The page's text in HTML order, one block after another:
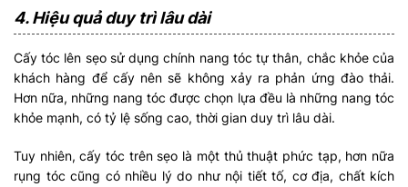
4. Hiệu quả duy trì lâu dài
Cấy tóc lên sẹo sử dụng chính nang tóc tự thân, chắc khỏe của
khách hàng để cấy nên sẽ không xảy ra phản ứng đào thải.
Hơn nữa, những nang tóc được chọn lựa đều là những nang tóc
khỏe mạnh, có tỷ lệ sống cao, thời gian duy trì lâu dài.
Tuy nhiên, cấy tóc trên sẹo là một thủ thuật phức tạp, hơn nữa
rụng tóc cũng có nhiều lý do như nội tiết tố, cơ địa, chất kích